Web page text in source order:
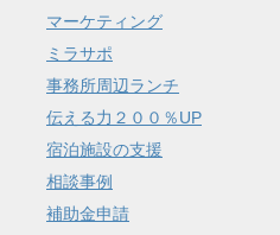
マーケティング
ミラサポ
事務所周辺ランチ
伝える力２００％UP
宿泊施設の支援
相談事例
補助金申請